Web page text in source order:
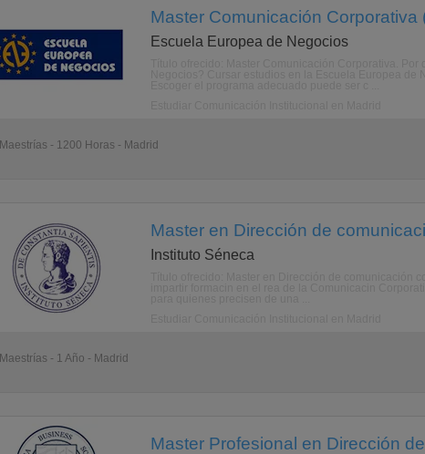
Master Comunicación Corporativa
Escuela Europea de Negocios
Maestrías - 1200 Horas - Madrid
Master en Dirección de
Instituto Séneca
Maestrías - 1 Año - Madrid
Master Profesional en Dirección